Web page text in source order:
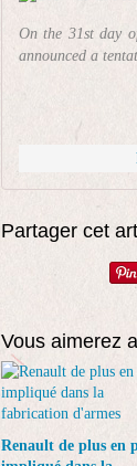
On the 31st day
announced a
Partager cet
Vous aimerez
Renault de plus en